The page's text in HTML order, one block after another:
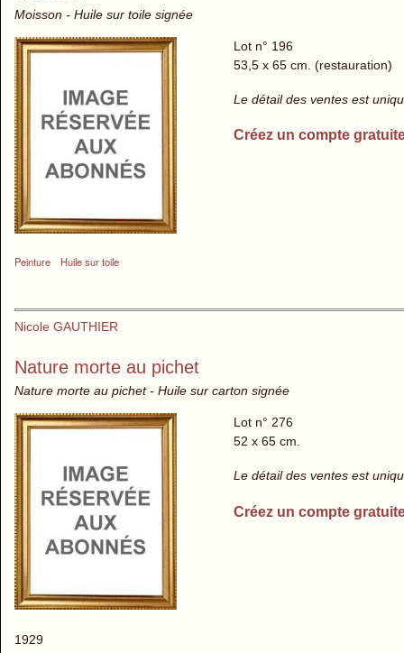
Moisson - Huile sur toile signée
Peinture Huile sur toile
Lot n° 196
53,5 x 65 cm. (restauration)
Le détail des ventes est
Créez un compte
Nicole GAUTHIER
Nature morte au pichet
Nature morte au pichet - Huile sur carton signée
1929
Lot n° 276
52 x 65 cm.
Le détail des ventes est
Créez un compte